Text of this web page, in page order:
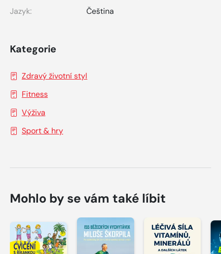
Jazyk:
Čeština
Kategorie
Zdravý životní styl
Fitness
Výživa
Sport & hry
Mohlo by se vám také líbit